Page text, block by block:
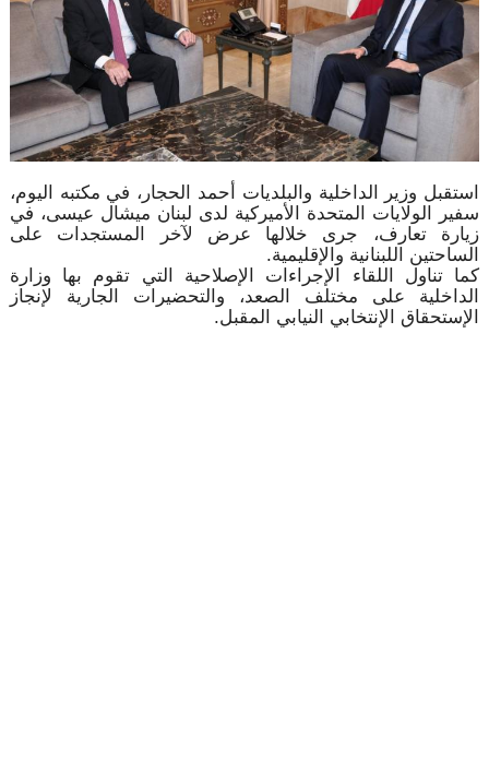
استقبل وزير الداخلية والبلديات أحمد الحجار، في مكتبه اليوم،
سفير الولايات المتحدة الأميركية لدى لبنان ميشال عيسى، في
زيارة تعارف، جرى خلالها عرض لآخر المستجدات على
الساحتين اللبنانية والإقليمية.
كما تناول اللقاء الإجراءات الإصلاحية التي تقوم بها وزارة
الداخلية على مختلف الصعد، والتحضيرات الجارية لإنجاز
الإستحقاق الإنتخابي النيابي المقبل.